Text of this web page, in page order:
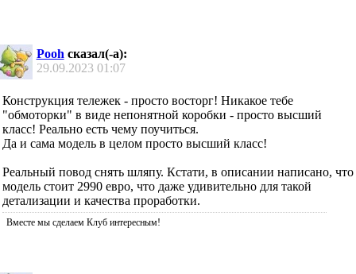
Pooh сказал(-а):
29.09.2023 01:07
Конструкция тележек - просто восторг! Никакое тебе
"обмоторки" в виде непонятной коробки - просто высший
класс! Реально есть чему поучиться.
Да и сама модель в целом просто высший класс!
Реальный повод снять шляпу. Кстати, в описании написано, что
модель стоит 2990 евро, что даже удивительно для такой
детализации и качества проработки.
Вместе мы сделаем Клуб интересным!